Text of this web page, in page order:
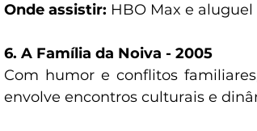
Onde assistir: HBO Max e
6. A Família da Noiva - 2005
Com humor e conflitos
envolve encontros culturais e